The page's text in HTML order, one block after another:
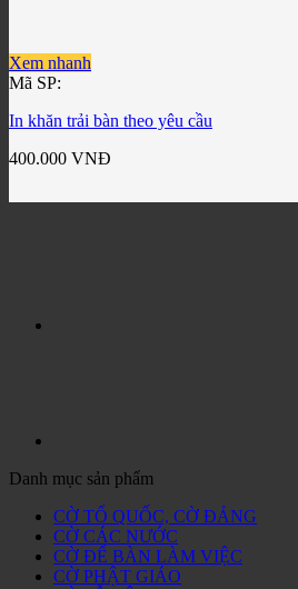
Xem nhanh
Mã SP:
In khăn trải bàn theo yêu cầu
400.000 VNĐ
Danh mục sản phẩm
CỜ TỔ QUỐC, CỜ ĐẢNG
CỜ CÁC NƯỚC
CỜ ĐỂ BÀN LÀM VIỆC
CỜ PHẬT GIÁO